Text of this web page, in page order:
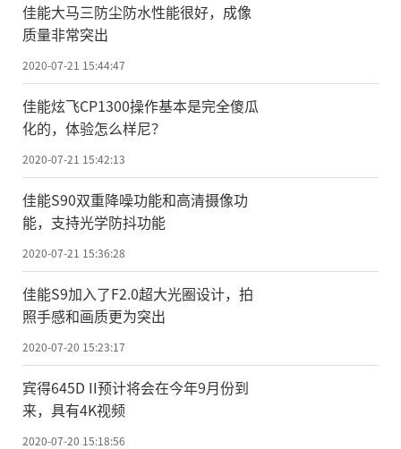
佳能大马三防尘防水性能很好，成像
质量非常突出
2020-07-21 15:44:47
佳能炫飞CP1300操作基本是完全傻瓜
化的，体验怎么样尼？
2020-07-21 15:42:13
佳能S90双重降噪功能和高清摄像功
能，支持光学防抖功能
2020-07-21 15:36:28
佳能S9加入了F2.0超大光圈设计，拍
照手感和画质更为突出
2020-07-20 15:23:17
宾得645D II预计将会在今年9月份到
来，具有4K视频
2020-07-20 15:18:56